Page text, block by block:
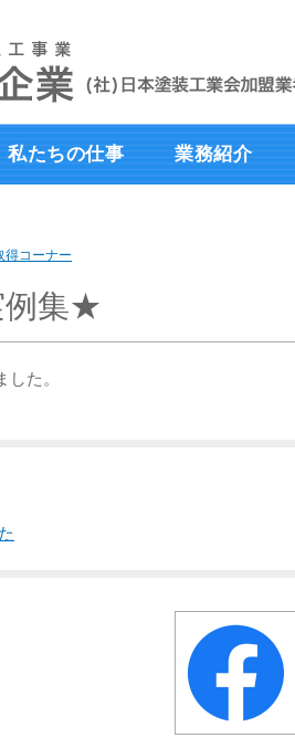
私たちの仕事 業務紹介
得コーナー
集★
た。